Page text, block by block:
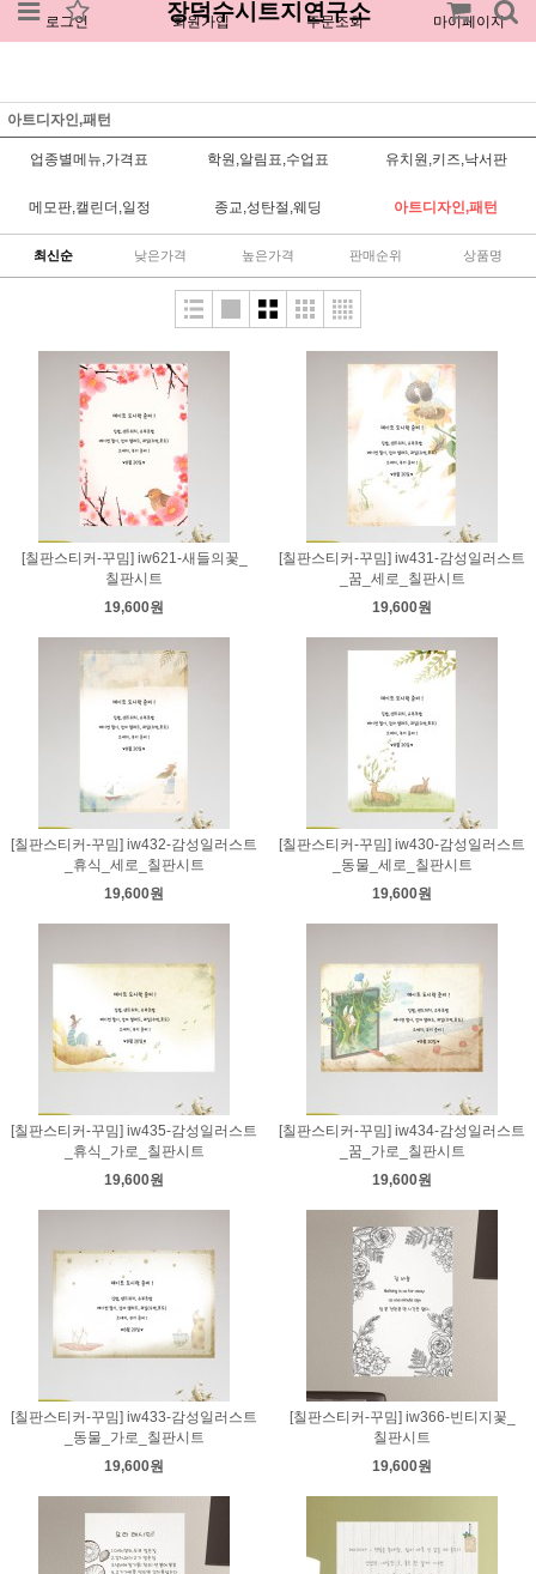
로그인 회원가입 주문조회 마이페이지
장덕수시트지연구소
아트디자인,패턴
업종별메뉴,가격표 학원,알림표,수업표 유치원,키즈,낙서판
메모판,캘린더,일정 종교,성탄절,웨딩 아트디자인,패턴
최신순 낮은가격 높은가격 판매순위 상품명
[칠판스티커-꾸밈] iw621-새들의꽃_
칠판시트
19,600원
[칠판스티커-꾸밈] iw431-감성일러스트
_꿈_세로_칠판시트
19,600원
[칠판스티커-꾸밈] iw432-감성일러스트
_휴식_세로_칠판시트
19,600원
[칠판스티커-꾸밈] iw430-감성일러스트
_동물_세로_칠판시트
19,600원
[칠판스티커-꾸밈] iw435-감성일러스트
_휴식_가로_칠판시트
19,600원
[칠판스티커-꾸밈] iw434-감성일러스트
_꿈_가로_칠판시트
19,600원
[칠판스티커-꾸밈] iw433-감성일러스트
_동물_가로_칠판시트
19,600원
[칠판스티커-꾸밈] iw366-빈티지꽃_
칠판시트
19,600원